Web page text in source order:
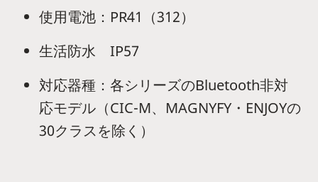
使用電池：PR41（312）
生活防水 IP57
対応器種：各シリーズのBluetooth非対
応モデル（CIC-M、MAGNYFY・ENJOYの
30クラスを除く）